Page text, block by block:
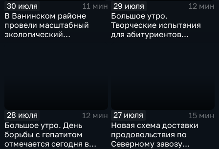
30 июля
11 мин
В Ванинском районе
провели масштабный
экологический
29 июля
12 мин
Большое утро.
Творческие испытания
для абитуриентов
28 июля
12 мин
Большое утро. День
борьбы с гепатитом
отмечается сегодня в
27 июля
15 мин
Новая схема доставки
продовольствия по
Северному завозу